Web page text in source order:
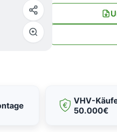
VHV-
50.000€